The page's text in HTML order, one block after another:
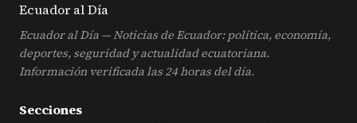
Ecuador alDía
Ecuador al Día — Noticias de Ecuador: política, economía,
deportes, seguridad y actualidad ecuatoriana.
Información verificada las 24 horas del día.
Secciones